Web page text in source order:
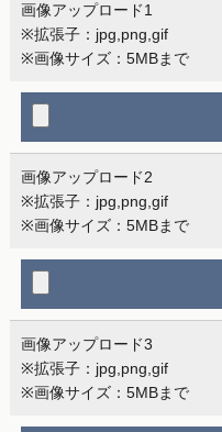
画像アップロード1
※拡張子：jpg,png,gif
※画像サイズ：5MBまで
画像アップロード2
※拡張子：jpg,png,gif
※画像サイズ：5MBまで
画像アップロード3
※拡張子：jpg,png,gif
※画像サイズ：5MBまで